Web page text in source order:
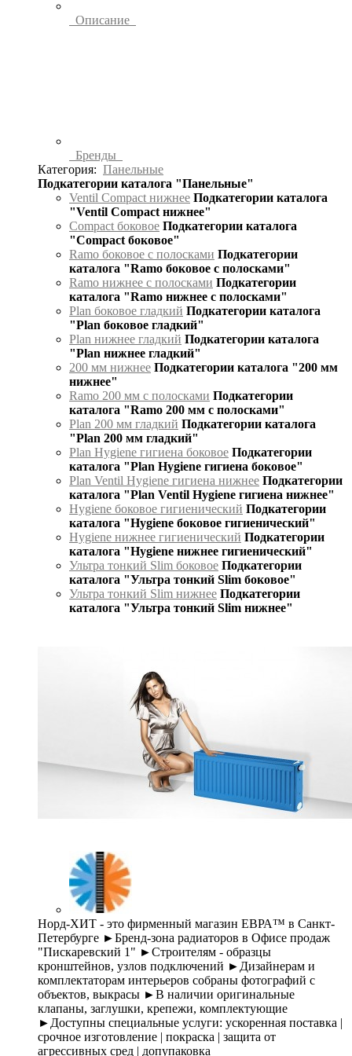
Описание
Бренды
Категория: Панельные
Подкатегории каталога "Панельные"
Ventil Compact нижнее Подкатегории каталога
"Ventil Compact нижнее"
Compact боковое Подкатегории каталога
"Compact боковое"
Ramo боковое с полосками Подкатегории
каталога "Ramo боковое с полосками"
Ramo нижнее с полосками Подкатегории
каталога "Ramo нижнее с полосками"
Plan боковое гладкий Подкатегории каталога
"Plan боковое гладкий"
Plan нижнее гладкий Подкатегории каталога
"Plan нижнее гладкий"
200 мм нижнее Подкатегории каталога "200 мм
нижнее"
Ramo 200 мм с полосками Подкатегории
каталога "Ramo 200 мм с полосками"
Plan 200 мм гладкий Подкатегории каталога
"Plan 200 мм гладкий"
Plan Hygiene гигиена боковое Подкатегории
каталога "Plan Hygiene гигиена боковое"
Plan Ventil Hygiene гигиена нижнее Подкатегории
каталога "Plan Ventil Hygiene гигиена нижнее"
Hygiene боковое гигиенический Подкатегории
каталога "Hygiene боковое гигиенический"
Hygiene нижнее гигиенический Подкатегории
каталога "Hygiene нижнее гигиенический"
Ультра тонкий Slim боковое Подкатегории
каталога "Ультра тонкий Slim боковое"
Ультра тонкий Slim нижнее Подкатегории
каталога "Ультра тонкий Slim нижнее"
Норд-ХИТ - это фирменный магазин ЕВРА™ в Санкт-
Петербурге ►Бренд-зона радиаторов в Офисе продаж
"Пискаревский 1" ►Строителям - образцы
кронштейнов, узлов подключений ►Дизайнерам и
комплектаторам интерьеров собраны фотографий с
объектов, выкрасы ►В наличии оригинальные
клапаны, заглушки, крепежи, комплектующие
►Доступны специальные услуги: ускоренная поставка |
срочное изготовление | покраска | защита от
агрессивных сред | допупаковка